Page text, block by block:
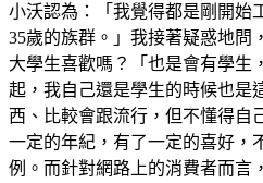
小沃認為：「我覺得都是剛開始
35歲的族群。」我接著疑惑地問
大學生喜歡嗎？「也是會有學生
起，我自己還是學生的時候也是
西、比較會跟流行，但不懂得自
一定的年紀，有了一定的喜好，
例。而針對網路上的消費者而言